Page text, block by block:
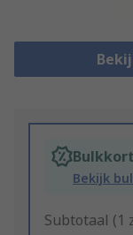
Bekijk
Subtotaal (1